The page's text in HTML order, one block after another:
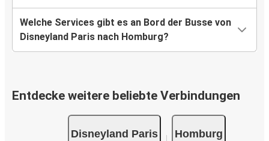
Welche Services gibt es an Bord der Busse von
Disneyland Paris nach Homburg?
Entdecke weitere beliebte Verbindungen
Disneyland Paris Homburg